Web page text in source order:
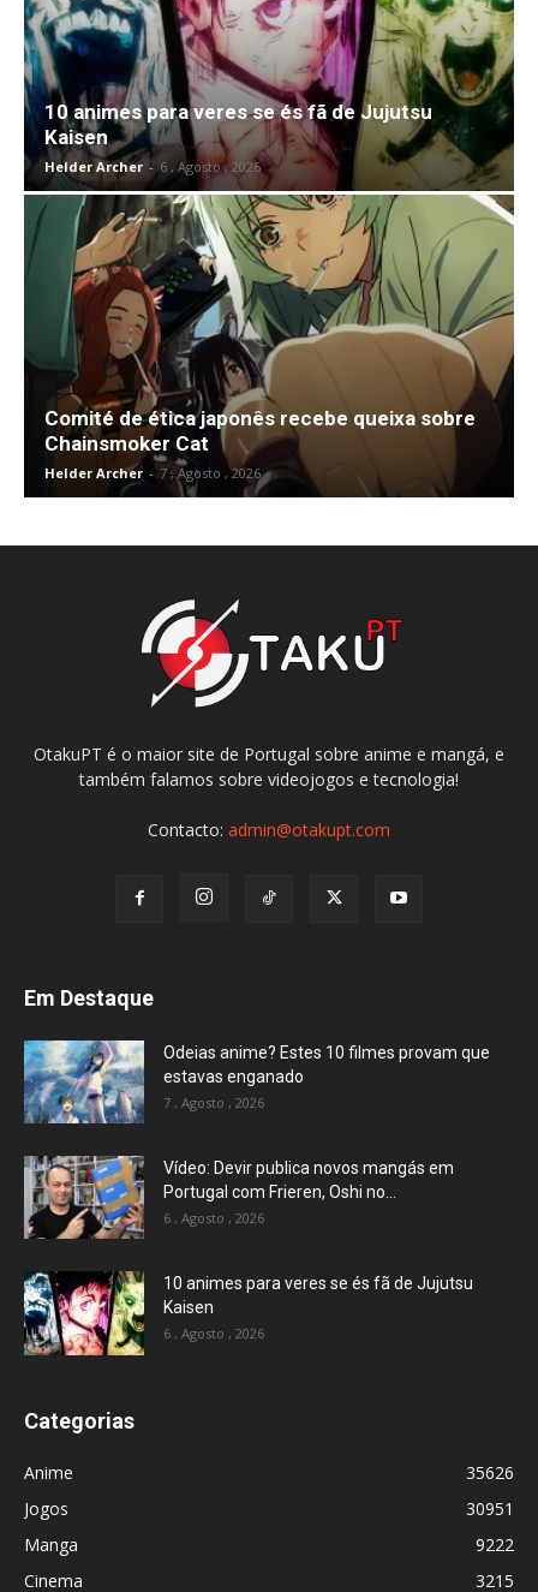
10 animes para veres se és fã de Jujutsu
Kaisen
Helder Archer - 6 , Agosto , 2026
Comité de ética japonês recebe queixa sobre
Chainsmoker Cat
Helder Archer - 7 , Agosto , 2026
OtakuPT é o maior site de Portugal sobre anime e mangá, e
também falamos sobre videojogos e tecnologia!
Contacto: admin@otakupt.com
Em Destaque
Odeias anime? Estes 10 filmes provam que
estavas enganado
7 , Agosto , 2026
Vídeo: Devir publica novos mangás em
Portugal com Frieren, Oshi no...
6 , Agosto , 2026
10 animes para veres se és fã de Jujutsu
Kaisen
6 , Agosto , 2026
Categorias
Anime
35626
Jogos
30951
Manga
9222
Cinema
3215